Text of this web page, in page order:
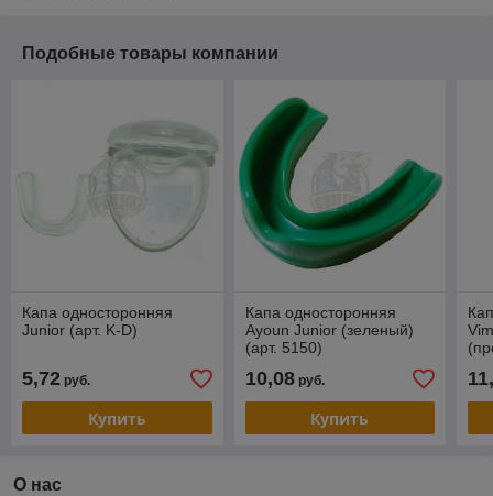
Подобные товары компании
Капа односторонняя
Junior (арт. K-D)
5,72 руб.
Купить
Капа односторонняя
Ayoun Junior (зеленый)
(арт. 5150)
10,08руб.
Купить
О нас